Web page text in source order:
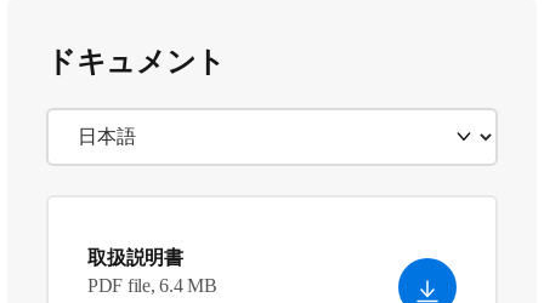
ドキュメント
取扱説明書
PDF file, 6.4 MB